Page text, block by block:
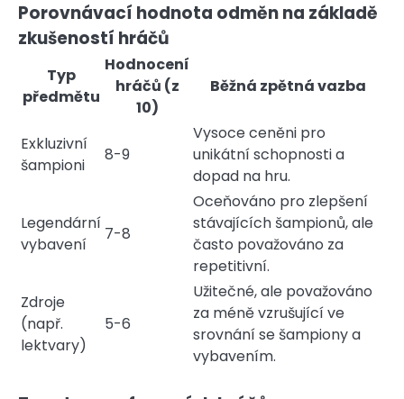
Porovnávací hodnota odměn na základě
zkušeností hráčů
Typ
předmětu
Hodnocení
hráčů (z
10)
Běžná zpětná vazba
Exkluzivní
šampioni
8-9
Vysoce ceněni pro
unikátní schopnosti a
dopad na hru.
Legendární
vybavení
7-8
Oceňováno pro zlepšení
stávajících šampionů, ale
často považováno za
repetitivní.
Zdroje
(např.
lektvary)
5-6
Užitečné, ale považováno
za méně vzrušující ve
srovnání se šampiony a
vybavením.